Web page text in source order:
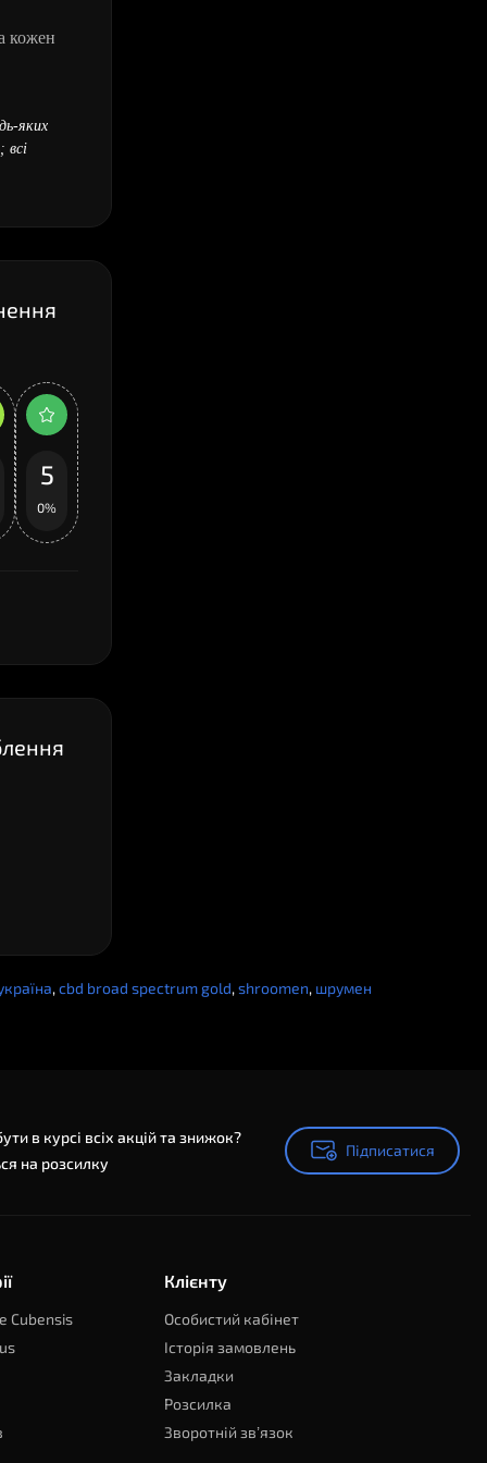
кожен
яких
всі
5
0%
,cbd broad spectrum gold,shroomen, шрумен
в курсі всіх акцій та знижок?
на розсилку
Підписатися
Підписатися
Cubensis
Клієнту
Особистий кабінет
Історія замовлень
Закладки
Розсилка
Зворотній зв’язок